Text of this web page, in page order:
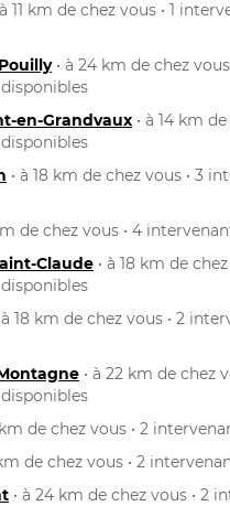
à 11 km de chez vous • 1
• à 24 km de chez vous
en-Grandvaux • à 14 km
• à 18 km de chez vous • 3
de chez vous • 4
Claude • à 18 km de
à 18 km de chez vous • 2
• à 22 km de chez
km de chez vous • 2
de chez vous • 2
• à 24 km de chez vous • 2